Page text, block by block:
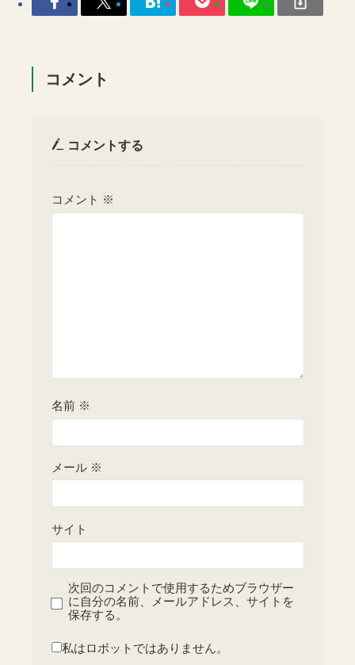
コメント
コメントする
コメント ※
名前 ※
メール ※
サイト
次回のコメントで使用するためブラウザー
に自分の名前、メールアドレス、サイトを
保存する。
私はロボットではありません。